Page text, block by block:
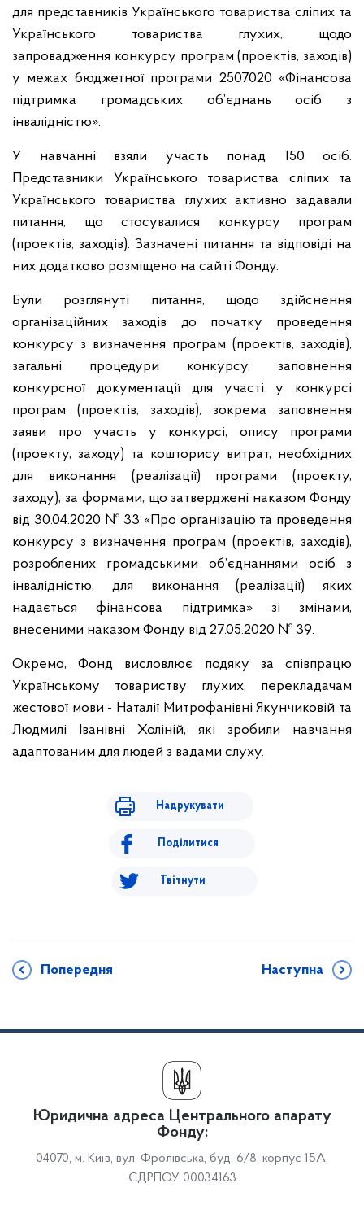
для представників Українського товариства сліпих та
Українського товариства глухих, щодо
запровадження конкурсу програм (проектів, заходів)
у межах бюджетної програми 2507020 «Фінансова
підтримка громадських об’єднань осіб з
інвалідністю».
У навчанні взяли участь понад 150 осіб.
Представники Українського товариства сліпих та
Українського товариства глухих активно задавали
питання, що стосувалися конкурсу програм
(проектів, заходів). Зазначені питання та відповіді на
них додатково розміщено на сайті Фонду.
Були розглянуті питання, щодо здійснення
організаційних заходів до початку проведення
конкурсу з визначення програм (проектів, заходів),
загальні процедури конкурсу, заповнення
конкурсної документації для участі у конкурсі
програм (проектів, заходів), зокрема заповнення
заяви про участь у конкурсі, опису програми
(проекту, заходу) та кошторису витрат, необхідних
для виконання (реалізації) програми (проекту,
заходу), за формами, що затверджені наказом Фонду
від 30.04.2020 № 33 «Про організацію та проведення
конкурсу з визначення програм (проектів, заходів),
розроблених громадськими об’єднаннями осіб з
інвалідністю, для виконання (реалізації) яких
надається фінансова підтримка» зі змінами,
внесеними наказом Фонду від 27.05.2020 № 39.
Окремо, Фонд висловлює подяку за співпрацю
Українському товариству глухих, перекладачам
жестової мови - Наталії Митрофанівні Якунчиковій та
Людмилі Іванівні Холіній, які зробили навчання
адаптованим для людей з вадами слуху.
Надрукувати
Поділитися
Твітнути
Попередня Наступна
Юридична адреса Центрального апарату
Фонду:
04070, м. Київ, вул. Фролівська, буд. 6/8, корпус 15А,
ЄДРПОУ 00034163